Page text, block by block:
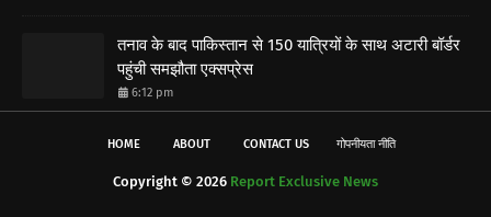
तनाव के बाद पाकिस्तान से 150 यात्रियों के साथ अटारी बॉर्डर
पहुंची समझौता एक्सप्रेस
6:12 pm
HOME ABOUT CONTACT US गोपनीयता नीति
Copyright © 2026 Report Exclusive News